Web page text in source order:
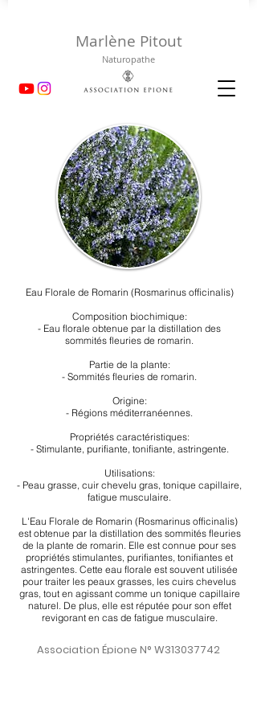
Marlène Pitout
Naturopathe
Eau Florale de Romarin (Rosmarinus officinalis)
Composition biochimique:
- Eau florale obtenue par la distillation des
sommités fleuries de romarin.
Partie de la plante:
- Sommités fleuries de romarin.
Origine:
- Régions méditerranéennes.
Propriétés caractéristiques:
- Stimulante, purifiante, tonifiante, astringente.
Utilisations:
- Peau grasse, cuir chevelu gras, tonique capillaire,
fatigue musculaire.
L'Eau Florale de Romarin (Rosmarinus officinalis)
est obtenue par la distillation des sommités fleuries
de la plante de romarin. Elle est connue pour ses
propriétés stimulantes, purifiantes, tonifiantes et
astringentes. Cette eau florale est souvent utilisée
pour traiter les peaux grasses, les cuirs chevelus
gras, tout en agissant comme un tonique capillaire
naturel. De plus, elle est réputée pour son effet
revigorant en cas de fatigue musculaire.
Association Épione N° W313037742